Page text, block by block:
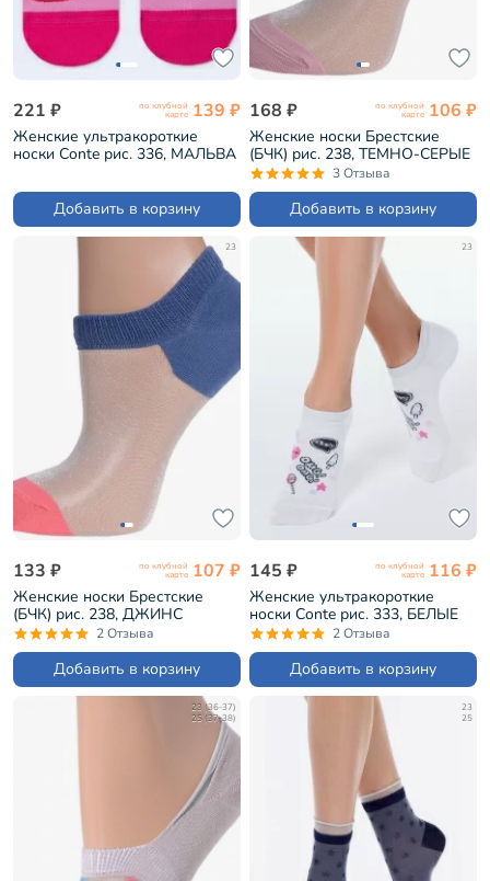
221 ₽ по клубной
карте 139 ₽
Женские ультракороткие
носки Conte рис. 336, МАЛЬВА
Добавить в корзину
168 ₽ по клубной
карте 106 ₽
Женские носки Брестские
(БЧК) рис. 238, ТЕМНО-СЕРЫЕ
(19С1121)
3 Отзыва
Добавить в корзину
23
133 ₽ по клубной
карте 107 ₽
Женские носки Брестские
(БЧК) рис. 238, ДЖИНС
(19С1121)
2 Отзыва
Добавить в корзину
23
145 ₽ по клубной
карте 116 ₽
Женские ультракороткие
носки Conte рис. 333, БЕЛЫЕ
(15С-46СП) 2 Отзыва
Добавить в корзину
23 (36-37)
25 (37-38)
23
25